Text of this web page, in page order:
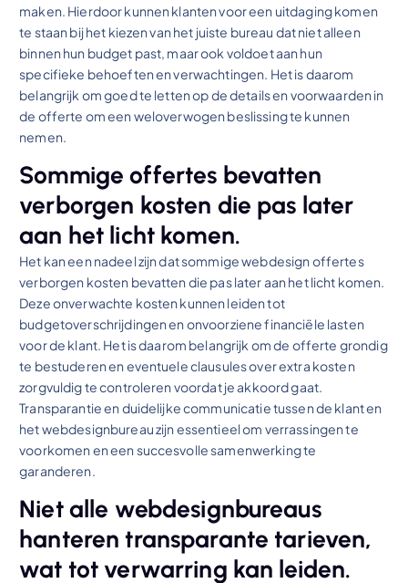
maken. Hierdoor kunnen klanten voor een uitdaging komen
te staan bij het kiezen van het juiste bureau dat niet alleen
binnen hun budget past, maar ook voldoet aan hun
specifieke behoeften en verwachtingen. Het is daarom
belangrijk om goed te letten op de details en voorwaarden in
de offerte om een weloverwogen beslissing te kunnen
nemen.
Sommige offertes bevatten
verborgen kosten die pas later
aan het licht komen.
Het kan een nadeel zijn dat sommige webdesign offertes
verborgen kosten bevatten die pas later aan het licht komen.
Deze onverwachte kosten kunnen leiden tot
budgetoverschrijdingen en onvoorziene financiële lasten
voor de klant. Het is daarom belangrijk om de offerte grondig
te bestuderen en eventuele clausules over extra kosten
zorgvuldig te controleren voordat je akkoord gaat.
Transparantie en duidelijke communicatie tussen de klant en
het webdesignbureau zijn essentieel om verrassingen te
voorkomen en een succesvolle samenwerking te
garanderen.
Niet alle webdesignbureaus
hanteren transparante tarieven,
wat tot verwarring kan leiden.